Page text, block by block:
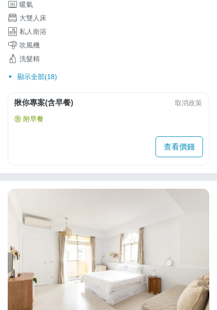
暖氣
大雙人床
私人衛浴
吹風機
洗髮精
顯示全部(18)
揪你專案(含早餐) 取消政策
附早餐
查看價錢